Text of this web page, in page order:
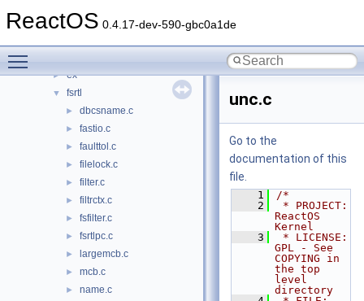
ReactOS 0.4.17-dev-590-gbc0a1de
► cc
► ex
▼ fsrtl
► dbcsname.c
► fastio.c
► faulttol.c
► filelock.c
► filter.c
► filtrctx.c
► fsfilter.c
► fsrtlpc.c
► largemcb.c
► mcb.c
► name.c
unc.c
Go to the
documentation of this
file.
    1
/*
    2
* PROJECT:
ReactOS
Kernel
    3
* LICENSE:
GPL - See
COPYING in
the top
level
directory